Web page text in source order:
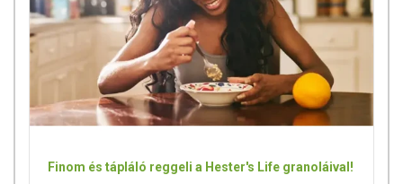
Finom és tápláló reggeli a Hester's Life granoláival!